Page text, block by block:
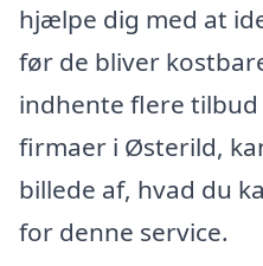
hjælpe dig med at
før de bliver
indhente flere
firmaer i Østerild,
billede af, hvad du
for denne service.